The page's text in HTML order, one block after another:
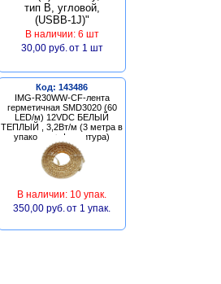
В наличии: 6 шт
30,00 руб. от 1 шт
Код: 143486
IMG-R30WW-CF-лента
герметичная SMD3020 (60
LED/м) 12VDC БЕЛЫЙ
ТЕПЛЫЙ , 3,2Вт/м (3 метра в
упаковке + фурнитура)
В наличии: 10 упак.
350,00 руб. от 1 упак.